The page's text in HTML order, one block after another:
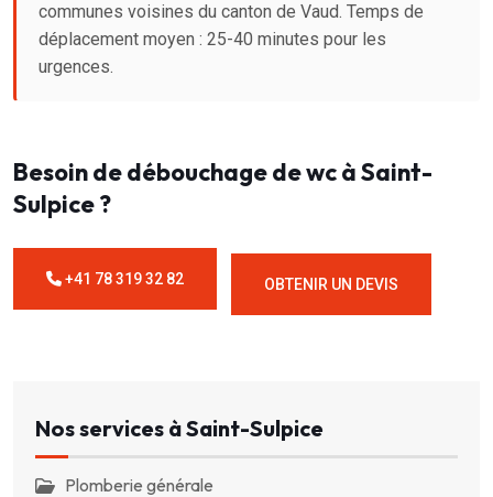
communes voisines du canton de Vaud. Temps de
déplacement moyen : 25-40 minutes pour les
urgences.
Besoin de débouchage de wc à Saint-
Sulpice ?
+41 78 319 32 82 OBTENIR UN DEVIS
Nos services à Saint-Sulpice
Plomberie générale